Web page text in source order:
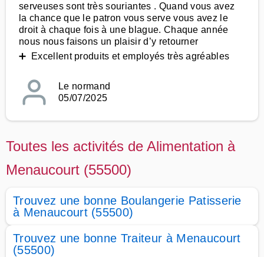
serveuses sont très souriantes . Quand vous avez
la chance que le patron vous serve vous avez le
droit à chaque fois à une blague. Chaque année
nous nous faisons un plaisir d’y retourner
➕ Excellent produits et employés très agréables
Le normand
05/07/2025
Toutes les activités de Alimentation à
Menaucourt (55500)
Trouvez une bonne Boulangerie Patisserie
à Menaucourt (55500)
Trouvez une bonne Traiteur à Menaucourt
(55500)